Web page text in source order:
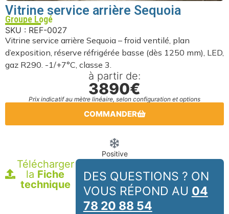
Vitrine service arrière Sequoia
Groupe Logé
SKU : REF-0027
Vitrine service arrière Sequoia – froid ventilé, plan
d’exposition, réserve réfrigérée basse (dès 1250 mm), LED,
gaz R290. -1/+7°C, classe 3.
à partir de:
3890€
Prix indicatif au mètre linéaire, selon configuration et options
COMMANDER
Positive
Télécharger
la Fiche
technique
DES QUESTIONS ? ON
VOUS RÉPOND AU 04
78 20 88 54